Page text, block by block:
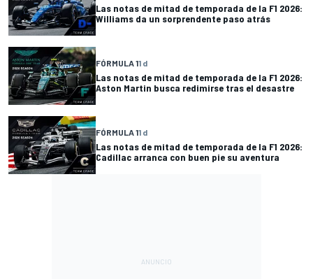
Las notas de mitad de temporada de la F1 2026:
Williams da un sorprendente paso atrás
FÓRMULA 11 d
Las notas de mitad de temporada de la F1 2026:
Aston Martin busca redimirse tras el desastre
FÓRMULA 11 d
Las notas de mitad de temporada de la F1 2026:
Cadillac arranca con buen pie su aventura